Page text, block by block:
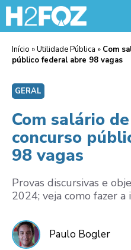
Início »Utilidade Pública » Com
público federal abre 98 vagas
GERAL
Com salário
concurso
98 vagas
Provas discursivas e
2024; veja como fazer a
Paulo Bogler